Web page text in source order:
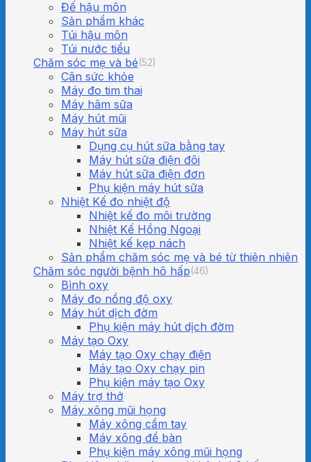
Đế hậu môn
Sản phẩm khác
Túi hậu môn
Túi nước tiểu
Chăm sóc mẹ và bé(52)
Cân sức khỏe
Máy đo tim thai
Máy hâm sữa
Máy hút mũi
Máy hút sữa
Dụng cụ hút sữa bằng tay
Máy hút sữa điện đôi
Máy hút sữa điện đơn
Phụ kiện máy hút sữa
Nhiệt Kế đo nhiệt độ
Nhiệt kế đo môi trường
Nhiệt Kế Hồng Ngoại
Nhiệt kế kẹp nách
Sản phẩm chăm sóc mẹ và bé từ thiên nhiên
Chăm sóc người bệnh hô hấp(46)
Bình oxy
Máy đo nồng độ oxy
Máy hút dịch đờm
Phụ kiện máy hút dịch đờm
Máy tạo Oxy
Máy tạo Oxy chạy điện
Máy tạo Oxy chạy pin
Phụ kiện máy tạo Oxy
Máy trợ thở
Máy xông mũi họng
Máy xông cầm tay
Máy xông để bàn
Phụ kiện máy xông mũi họng